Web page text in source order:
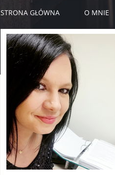
STRONA GŁÓWNA O MNIE